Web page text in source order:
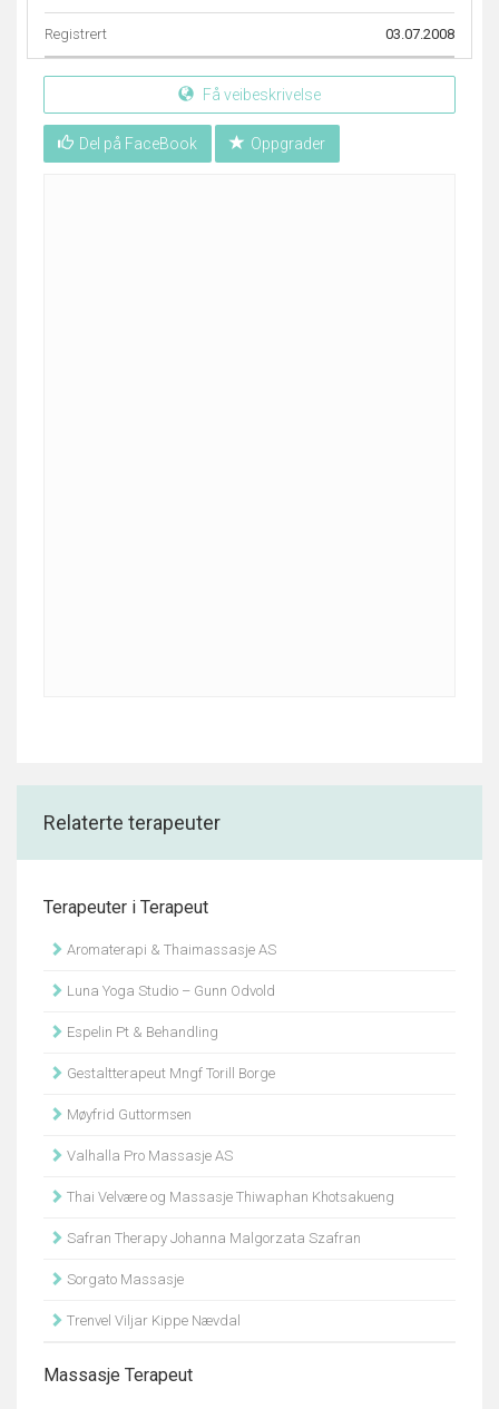
Registrert 03.07.2008
Få veibeskrivelse
Del på FaceBook Oppgrader
Relaterte terapeuter
Terapeuter i Terapeut
Aromaterapi & Thaimassasje AS
Luna Yoga Studio – Gunn Odvold
Espelin Pt & Behandling
Gestaltterapeut Mngf Torill Borge
Møyfrid Guttormsen
Valhalla Pro Massasje AS
Thai Velvære og Massasje Thiwaphan Khotsakueng
Safran Therapy Johanna Malgorzata Szafran
Sorgato Massasje
Trenvel Viljar Kippe Nævdal
Massasje Terapeut